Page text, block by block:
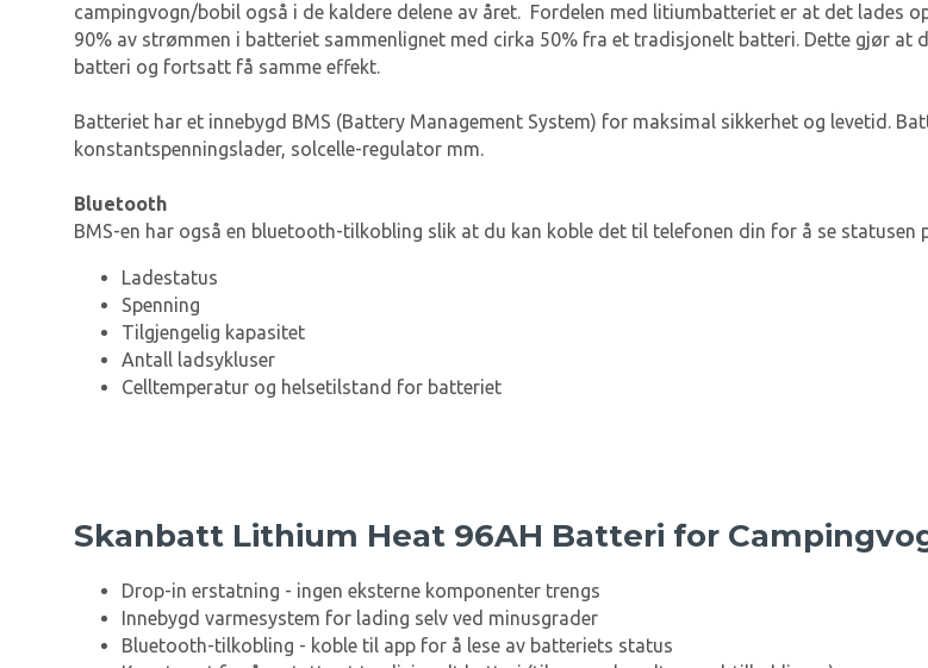
campingvogn/bobil også i de kaldere delene av året. Fordelen med litiumbatteriet er at det lades
90% av strømmen i batteriet sammenlignet med cirka 50% fra et tradisjonelt batteri. Dette gjør at
batteri og fortsatt få samme effekt.
Batteriet har et innebygd BMS (Battery Management System) for maksimal sikkerhet og levetid.
konstantspenningslader, solcelle-regulator mm.
Bluetooth
BMS-en har også en bluetooth-tilkobling slik at du kan koble det til telefonen din for å se statusen
Ladestatus
Spenning
Tilgjengelig kapasitet
Antall ladsykluser
Celltemperatur og helsetilstand for batteriet
Skanbatt Lithium Heat 96AH Batteri for
Drop-in erstatning - ingen eksterne komponenter trengs
Innebygd varmesystem for lading selv ved minusgrader
Bluetooth-tilkobling - koble til app for å lese av batteriets status